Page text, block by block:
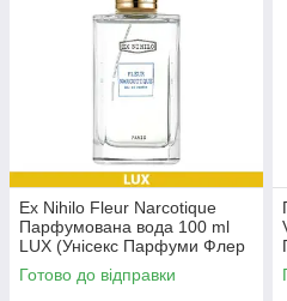
Ex Nihilo Fleur Narcotique
Парфумована вода 100 ml
LUX (Унісекс Парфуми Флер
Наркотика EDP)
Готово до відправки